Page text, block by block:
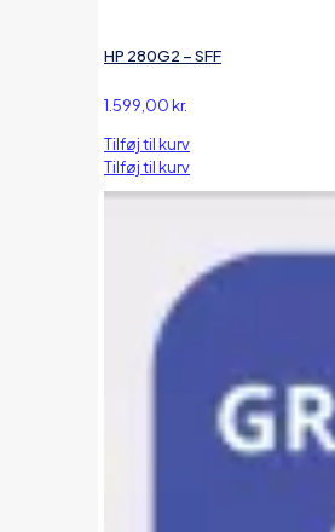
HP 280G2 – SFF
1.599,00kr.
Tilføj til kurv
Tilføj til kurv